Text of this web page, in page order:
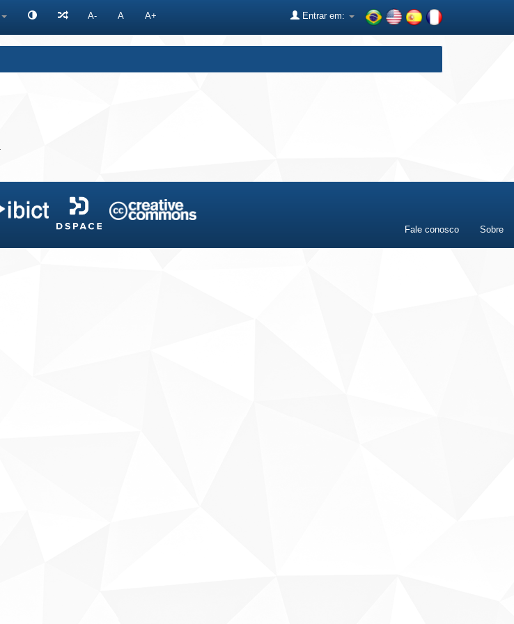
A- A A+ Entrar em:
Fale conosco Sobre